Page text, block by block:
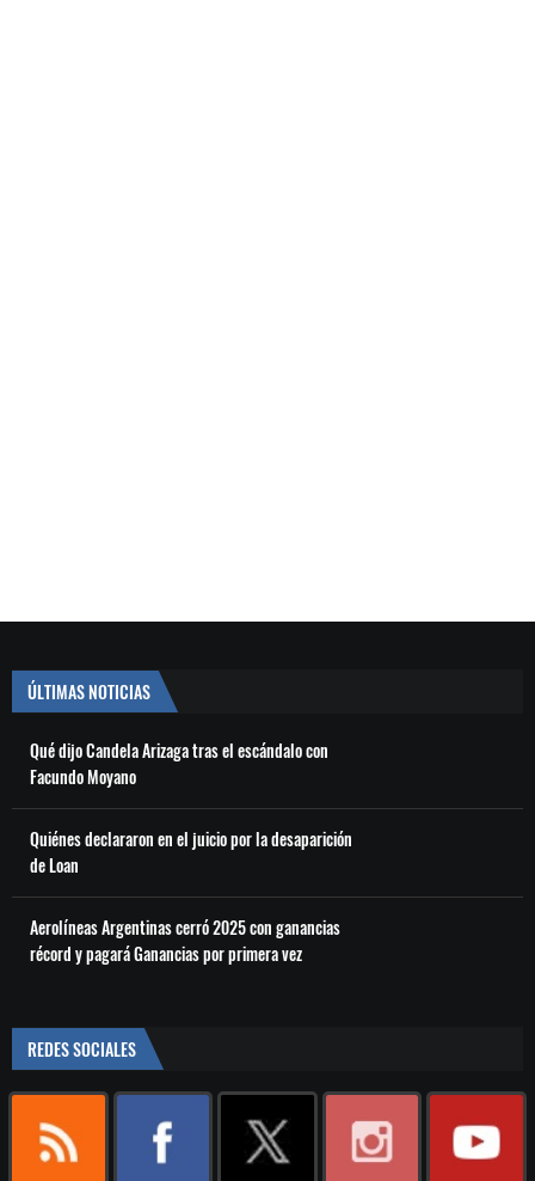
ÚLTIMAS NOTICIAS
Qué dijo Candela Arizaga tras el escándalo con
Facundo Moyano
Quiénes declararon en el juicio por la desaparición
de Loan
Aerolíneas Argentinas cerró 2025 con ganancias
récord y pagará Ganancias por primera vez
REDES SOCIALES